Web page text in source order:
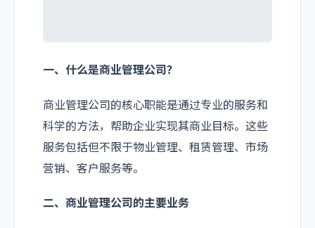
一、什么是商业管理公司？
商业管理公司的核心职能是通过专业的服务和
科学的方法，帮助企业实现其商业目标。这些
服务包括但不限于物业管理、租赁管理、市场
营销、客户服务等。
二、商业管理公司的主要业务